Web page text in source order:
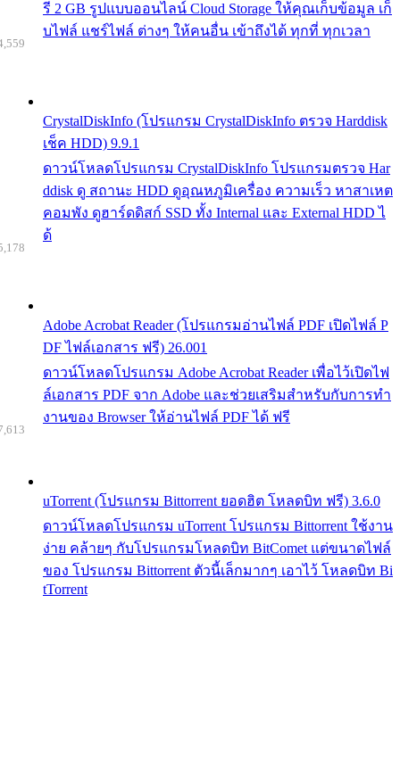
รี 2 GB รูปแบบออนไลน์ Cloud Storage ให้คุณเก็บข้อมูล เก็
บไฟล์ แชร์ไฟล์ ต่างๆ ให้คนอื่น เข้าถึงได้ ทุกที่ ทุกเวลา
CrystalDiskInfo (โปรแกรม CrystalDiskInfo ตรวจ Harddisk
เช็ค HDD) 9.9.1
ดาวน์โหลดโปรแกรม CrystalDiskInfo โปรแกรมตรวจ Har
ddisk ดู สถานะ HDD ดูอุณหภูมิเครื่อง ความเร็ว หาสาเหต
คอมพัง ดูฮาร์ดดิสก์ SSD ทั้ง Internal และ External HDD ไ
ด้
Adobe Acrobat Reader (โปรแกรมอ่านไฟล์ PDF เปิดไฟล์ P
DF ไฟล์เอกสาร ฟรี) 26.001
ดาวน์โหลดโปรแกรม Adobe Acrobat Reader เพื่อไว้เปิดไฟ
ล์เอกสาร PDF จาก Adobe และช่วยเสริมสำหรับกับการทำ
งานของ Browser ให้อ่านไฟล์ PDF ได้ ฟรี
uTorrent (โปรแกรม Bittorrent ยอดฮิต โหลดบิท ฟรี) 3.6.0
ดาวน์โหลดโปรแกรม uTorrent โปรแกรม Bittorrent ใช้งาน
ง่าย คล้ายๆ กับโปรแกรมโหลดบิท BitComet แต่ขนาดไฟล์
ของ โปรแกรม Bittorrent ตัวนี้เล็กมากๆ เอาไว้ โหลดบิท Bi
tTorrent